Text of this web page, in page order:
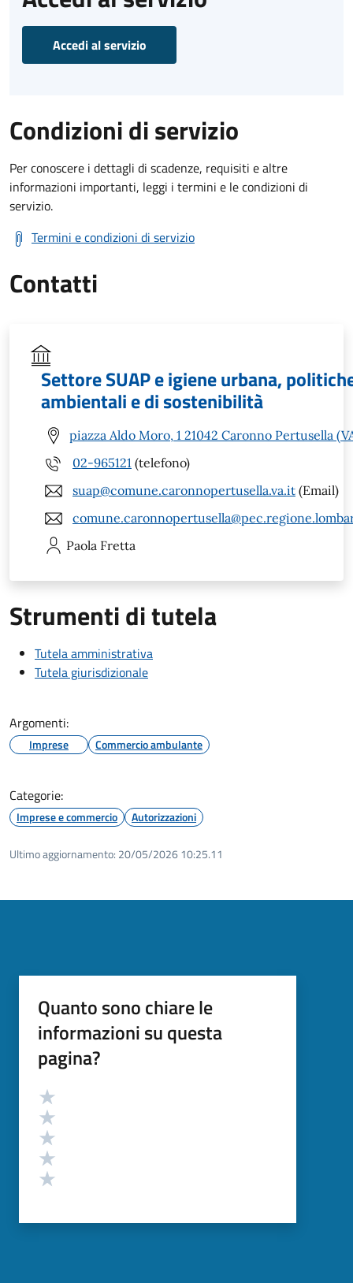
Accedi al servizio
Condizioni di servizio
Per conoscere i dettagli di scadenze, requisiti e altre
informazioni importanti, leggi i termini e le condizioni di
servizio.
Termini e condizioni di servizio
Contatti
Settore SUAP e igiene urbana,
ambientali e di sostenibilità
piazza Aldo Moro, 1 21042 Caronno Pertusella
02-965121 (telefono)
suap@comune.caronnopertusella.va.it (Email)
Paola Fretta
Strumenti di tutela
Tutela amministrativa
Tutela giurisdizionale
Argomenti:
Imprese Commercio ambulante
Categorie:
Imprese e commercio Autorizzazioni
Ultimo aggiornamento: 20/05/2026 10:25.11
Quanto sono chiare le
informazioni su questa
pagina?
Valutazione